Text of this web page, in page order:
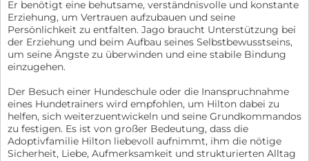
Er benötigt eine behutsame, verständnisvolle und konstante
Erziehung, um Vertrauen aufzubauen und seine
Persönlichkeit zu entfalten. Jago braucht Unterstützung bei
der Erziehung und beim Aufbau seines Selbstbewusstseins,
um seine Ängste zu überwinden und eine stabile Bindung
einzugehen.
Der Besuch einer Hundeschule oder die Inanspruchnahme
eines Hundetrainers wird empfohlen, um Hilton dabei zu
helfen, sich weiterzuentwickeln und seine Grundkommandos
zu festigen. Es ist von großer Bedeutung, dass die
Adoptivfamilie Hilton liebevoll aufnimmt, ihm die nötige
Sicherheit, Liebe, Aufmerksamkeit und strukturierten Alltag